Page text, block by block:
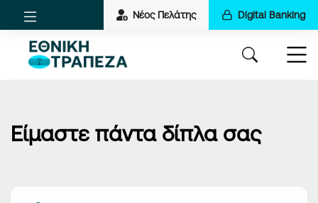
Νέος Πελάτης Digital Banking
Είμαστε πάντα δίπλα σας